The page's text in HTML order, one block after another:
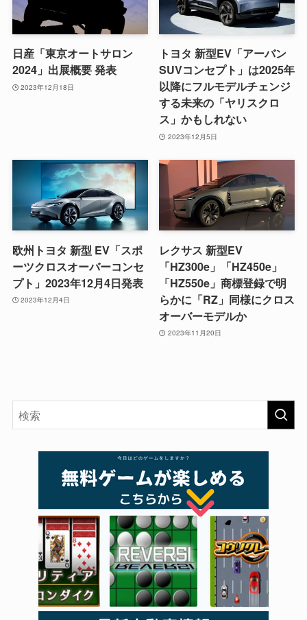
日産「東京オートサロン
2024」出展概要 発表
2023年12月18日
トヨタ 新型EV「アーバン
SUVコンセプト」は2025年
以降にフルモデルチェンジ
する未来の「ヤリスクロ
ス」かもしれない
2023年12月5日
欧州トヨタ 新型 EV「スポ
ーツクロスオーバーコンセ
プト」2023年12月4日発表
2023年12月4日
レクサス 新型EV
「HZ300e」「HZ450e」
「HZ550e」商標登録で明
らかに「RZ」同様にクロス
オーバーモデルか
2023年11月20日